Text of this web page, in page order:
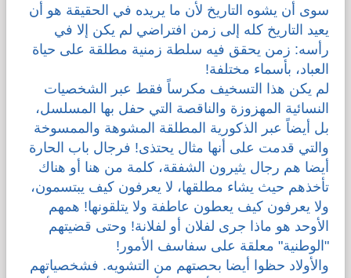
سوى أن يشوه التاريخ لأن ما يريده في الحقيقة هو أن
يعيد التاريخ كله إلى زمن افتراضي لم يكن إلا في
رأسه: زمن يحقق فيه سلطة زمنية مطلقة على حياة
العباد، بأسماء مختلفة!
لم يكن هذا التسخيف مكرساً فقط عبر الشخصيات
النسائية المهزوزة والناقصة التي حفل بها المسلسل،
بل أيضاً عبر الذكورية المطلقة المشوهة والممسوخة
والتي قدمت على أنها مثال يحتذى! فرجال باب الحارة
أيضا هم رجال يثيرون الشفقة، كلمة من هنا أو هناك
تأخذهم حيث يشاء مطلقها، لا يعرفون كيف يبتسمون،
ولا يعرفون كيف يعطون عاطفة ولا يتلقونها! همهم
الأوحد هو ماذا جرى لفلان أو لفلانة! وحتى قضيتهم
"الوطنية" معلقة على سفاسف الأمور!
والأولاد حظوا أيضا بحصتهم من التشويه. فشخصياتهم